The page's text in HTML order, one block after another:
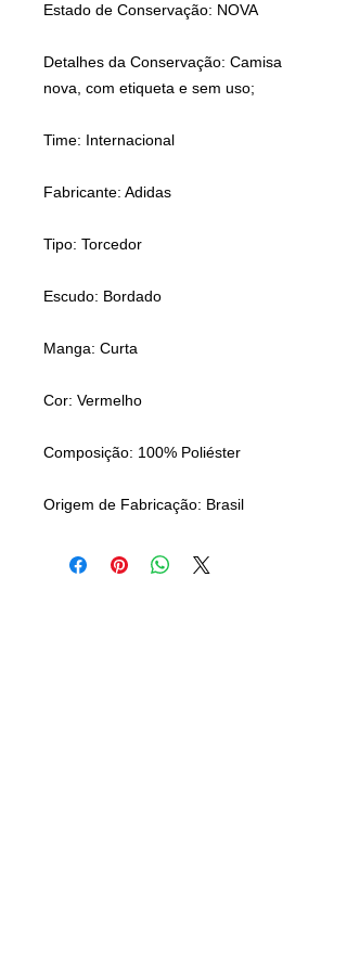
Estado de Conservação: NOVA
Detalhes da Conservação: Camisa
nova, com etiqueta e sem uso;
Time: Internacional
Fabricante: Adidas
Tipo: Torcedor
Escudo: Bordado
Manga: Curta
Cor: Vermelho
Composição: 100% Poliéster
Origem de Fabricação: Brasil